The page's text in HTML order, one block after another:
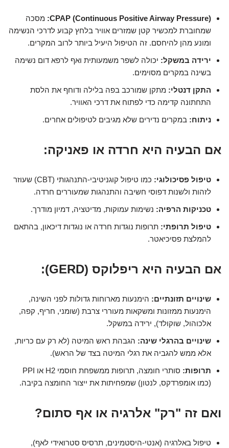
CPAP (Continuous Positive Airway Pressure): מסכה
שמחוברת למכשיר קטן שמזרים אוויר בלחץ קבוע לדרכי הנשימה
ומונע מהן להיחסם. זה הטיפול היעיל ביותר לרוב המקרים.
ירידה במשקל: יכולה לשפר משמעותית ואף לרפא דום נשימה
בשינה במקרים מסוימים.
התקן דנטלי: מתקן שמורכב בפה בלילה ודוחף את הלסת
התחתונה קדימה כדי לפתוח את דרכי האוויר.
ניתוח: במקרים נדירים שלא מגיבים לטיפולים אחרים.
אם הבעיה היא חרדה או פאניקה:
טיפול פסיכולוגי:
כמו טיפול קוגניטיבי-התנהגותי (CBT) שעוזר
לזהות ולשנות דפוסי חשיבה והתנהגות שמעוררים חרדה.
טכניקות הרפיה: נשימות עמוקות, מדיטציה, דמיון מודרך.
טיפול תרופתי: תרופות נוגדות חרדה או נוגדות דיכאון, בהתאם
להמלצת פסיכיאטר.
אם הבעיה היא ריפלוקס (GERD):
שינויים תזונתיים: הימנעות מארוחות גדולות לפני השינה,
הימנעות ממזונות ומשקאות מעוררי צרבת (שומני, חריף, קפה,
אלכוהול, שוקולד), ירידה במשקל.
שינויים בהרגלי שינה: הגבהת ראש המיטה (לא רק עם כריות,
אלא ממש להגביה את רגלי המיטה בצד של הראש).
תרופות:
סותרי חומצה, תרופות ממשפחת חוסמי H2 או PPI
(כמו אומפרדקס, לנטון) שמפחיתות את ייצור החומצה בקיבה.
ואם זה "רק" אלרגיה או אף סתום?
טיפול באלרגיה (אנטי-היסטמינים, תרסיס סטרואידי לאף),